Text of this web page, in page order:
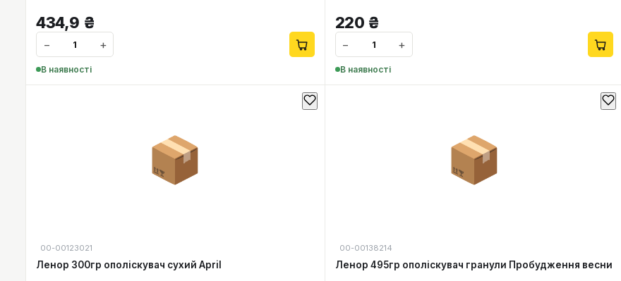
434,9 ₴
− +
В наявності
220 ₴
− +
В наявності
📦
00-00123021
Ленор 300гр ополіскувач сухий April
📦
00-00138214
Ленор 495гр ополіскувач гранули Пробудження весни